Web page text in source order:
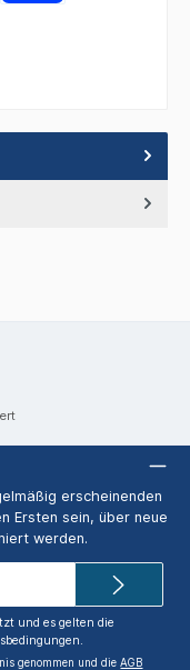
erscheinenden
Ersten sein, über neue
werden.
und es gelten die
.
genommen und dieAGB